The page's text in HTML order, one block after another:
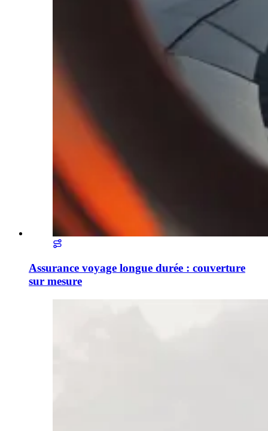
Assurance voyage longue durée : couverture
sur mesure